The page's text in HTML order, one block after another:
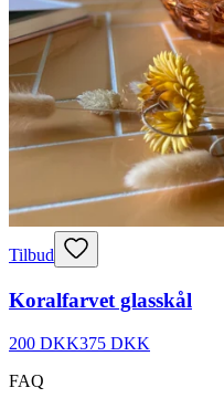
Tilbud
Koralfarvet glasskål
200 DKK375 DKK
FAQ